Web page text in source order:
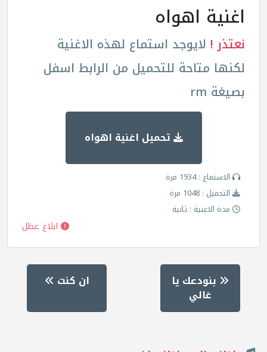
اغنية اهواه
نعتذر ! لايوجد استماع لهذه الاغنية
لكنها متاحة للتحميل من الرابط اسفل
بصيغة rm
تحميل اغنية اهواه
الاستماع : 1934 مرة
التحميل : 1048 مرة
مدة الاغنية : ثانية
ابلاغ عطل
بنودعك يا
غالي
ان كنت